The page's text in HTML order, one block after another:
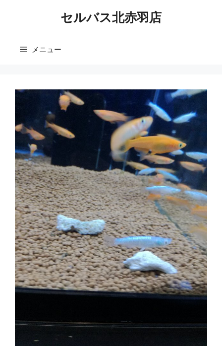
セルバス北赤羽店
メニュー